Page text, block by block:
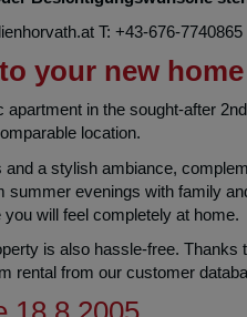
T: +43-676-7740865
your new
apartment in the sought-after
location.
a stylish ambiance,
summer evenings with family
will feel completely at home.
is also hassle-free.